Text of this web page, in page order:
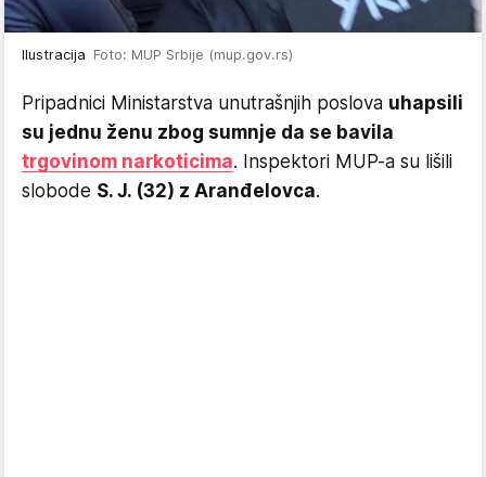
Ilustracija Foto: MUP Srbije (mup.gov.rs)
Pripadnici Ministarstva unutrašnjih poslova uhapsili
su jednu ženu zbog sumnje da se bavila
trgovinom narkoticima. Inspektori MUP-a su lišili
slobode S. J. (32) z Aranđelovca.